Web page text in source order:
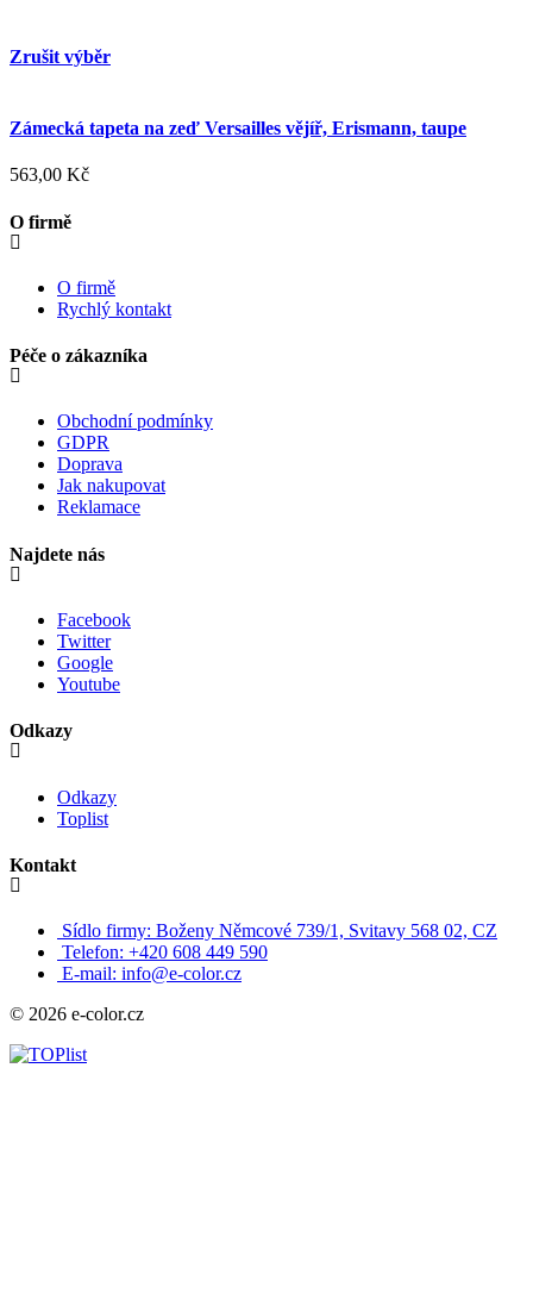
Zrušit výběr
Zámecká tapeta na zeď Versailles vějíř, Erismann, taupe
563,00 Kč
O firmě
O firmě
Rychlý kontakt
Péče o zákazníka
Obchodní podmínky
GDPR
Doprava
Jak nakupovat
Reklamace
Najdete nás
Facebook
Twitter
Google
Youtube
Odkazy
Odkazy
Toplist
Kontakt
Sídlo firmy: Boženy Němcové 739/1, Svitavy 568 02, CZ
Telefon: +420 608 449 590
E-mail: info@e-color.cz
© 2026 e-color.cz